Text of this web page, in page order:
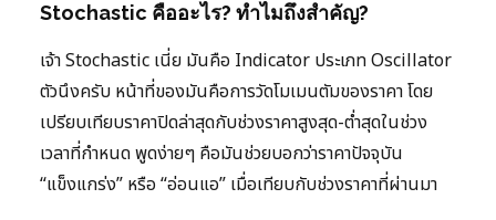
Stochastic คืออะไร? ทำไมถึงสำคัญ?
เจ้า Stochastic เนี่ย มันคือ Indicator ประเภท Oscillator
ตัวนึงครับ หน้าที่ของมันคือการวัดโมเมนตัมของราคา โดย
เปรียบเทียบราคาปิดล่าสุดกับช่วงราคาสูงสุด-ต่ำสุดในช่วง
เวลาที่กำหนด พูดง่ายๆ คือมันช่วยบอกว่าราคาปัจจุบัน
“แข็งแกร่ง” หรือ “อ่อนแอ” เมื่อเทียบกับช่วงราคาที่ผ่านมา